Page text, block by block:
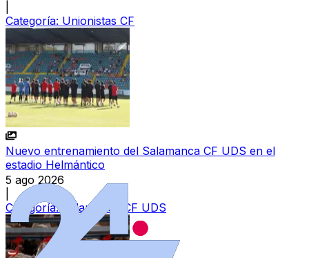
Categoría: Unionistas CF
Nuevo entrenamiento del Salamanca CF UDS en el
estadio Helmántico
5 ago 2026
Categoría:
Salamanca CF UDS